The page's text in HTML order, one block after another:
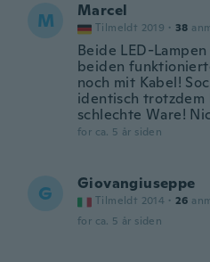
M Marcel
Tilmeldt 2019 · 38
Beide LED-
beiden
noch mit Kabel!
identisch trotzdem
schlechte Ware!
for ca. 5 år siden
G Giovangiuseppe
Tilmeldt 2014 · 26
for ca. 5 år siden